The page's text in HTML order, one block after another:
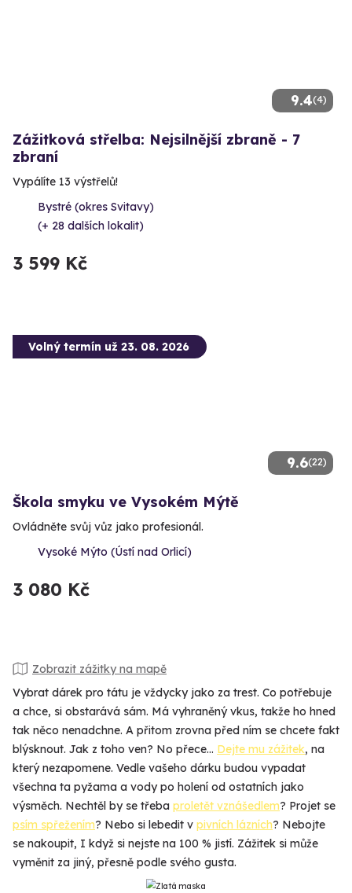
9.4(4)
Zážitková střelba: Nejsilnější zbraně - 7
zbraní
Vypálíte 13 výstřelů!
Bystré (okres Svitavy)
(+ 28 dalších lokalit)
3 599 Kč
9.6(22)
Volný termín už 23. 08. 2026
Škola smyku ve Vysokém Mýtě
Ovládněte svůj vůz jako profesionál.
Vysoké Mýto (Ústí nad Orlicí)
3 080 Kč
Zobrazit zážitky na mapě
Vybrat dárek pro tátu je vždycky jako za trest. Co potřebuje
a chce, si obstarává sám. Má vyhraněný vkus, takže ho hned
tak něco nenadchne. A přitom zrovna před ním se chcete fakt
blýsknout. Jak z toho ven? No přece… Dejte mu zážitek, na
který nezapomene. Vedle vašeho dárku budou vypadat
všechna ta pyžama a vody po holení od ostatních jako
výsměch. Nechtěl by se třeba proletět vznášedlem? Projet se
psím spřežením? Nebo si lebedit v pivních lázních? Nebojte
se nakoupit, I když si nejste na 100 % jistí. Zážitek si může
vyměnit za jiný, přesně podle svého gusta.